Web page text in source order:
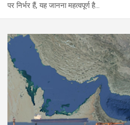
पर निर्भर हैं, यह जानना महत्वपूर्ण है…